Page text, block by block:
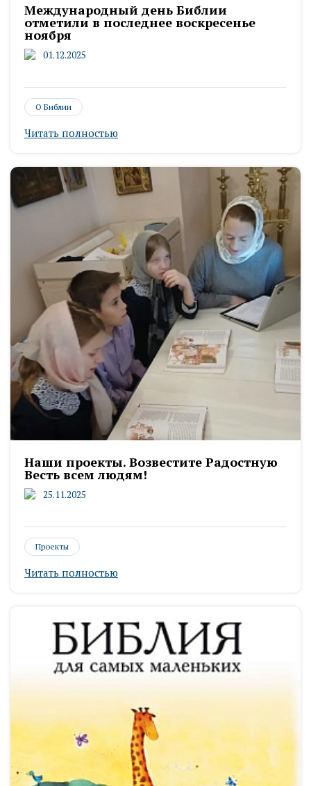
Международный день Библии
отметили в последнее воскресенье
ноября
01.12.2025
О Библии
Читать полностью
Наши проекты. Возвестите Радостную
Весть всем людям!
25.11.2025
Проекты
Читать полностью